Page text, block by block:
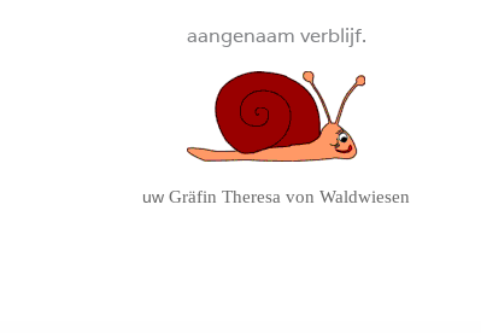
aangenaam verblijf.
uw Gräfin Theresa von Waldwiesen